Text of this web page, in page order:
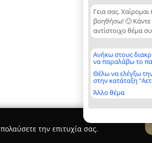
Γεια σας.
βοηθήσω! 🙂 Κάντε
αντίστοιχο θέμα
Ανήκω στους
να παραλάβω το
Θέλω να ελέγξω
στην κατάταξη
Άλλο θέμα
την επιτυχία σας.